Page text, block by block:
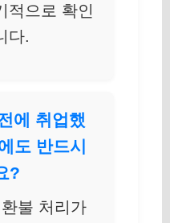
적으로 확인
다.
에 취업했
도 반드시
?
불 처리가